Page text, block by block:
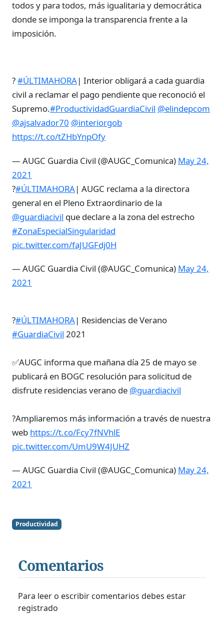
todos y para todos, más igualitaria y democrática
donde se imponga la transparencia frente a la
imposición.
?#ÚLTIMAHORA| Interior obligará a cada guardia
civil a reclamar el pago pendiente que reconoció el
Supremo.#ProductividadGuardiaCivil @elindepcom
@ajsalvador70 @interiorgob
https://t.co/tZHbYnpOfy
— AUGC Guardia Civil (@AUGC_Comunica) May 24,
2021
?#ÚLTIMAHORA| AUGC reclama a la directora
general en el Pleno Extraordinario de la
@guardiacivil que declare a la zona del estrecho
#ZonaEspecialSingularidad
pic.twitter.com/faJUGFdj0H
— AUGC Guardia Civil (@AUGC_Comunica) May 24,
2021
?#ÚLTIMAHORA| Residencias de Verano
#GuardiaCivil 2021
✅AUGC informa que mañana día 25 de mayo se
publicará en BOGC resolución para solicitud de
disfrute residencias verano de @guardiacivil
?Ampliaremos más información a través de nuestra
web https://t.co/Fcy7fNVhlE
pic.twitter.com/UmU9W4JUHZ
— AUGC Guardia Civil (@AUGC_Comunica) May 24,
2021
Productividad
Comentarios
Para leer o escribir comentarios debes estar
registrado